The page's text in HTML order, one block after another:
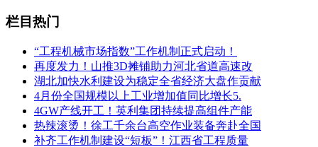
栏目热门
“工程机械市场指数”工作机制正式启动！
再度发力！山推3D摊铺助力河北省道高速改
湖北加快水利建设为稳定全省经济大盘作贡献
4月份全国规模以上工业增加值同比增长5.
4GW产线开工！英利集团持续提高组件产能
热辣滚烫！徐工千余台高空作业装备奔赴全国
补齐工作机制建设“短板”！江西省工程质量